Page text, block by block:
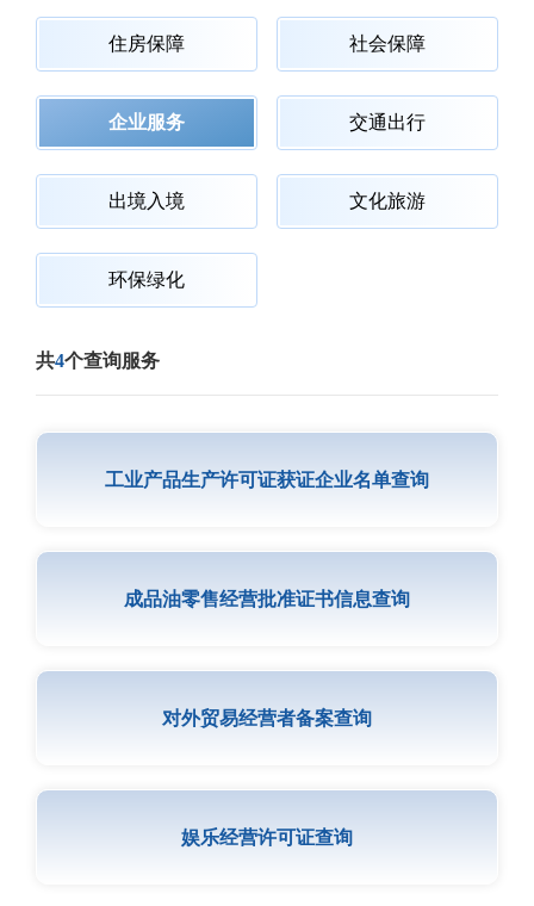
住房保障 社会保障
企业服务 交通出行
出境入境 文化旅游
环保绿化
共4个查询服务
工业产品生产许可证获证企业名单查询
成品油零售经营批准证书信息查询
对外贸易经营者备案查询
娱乐经营许可证查询